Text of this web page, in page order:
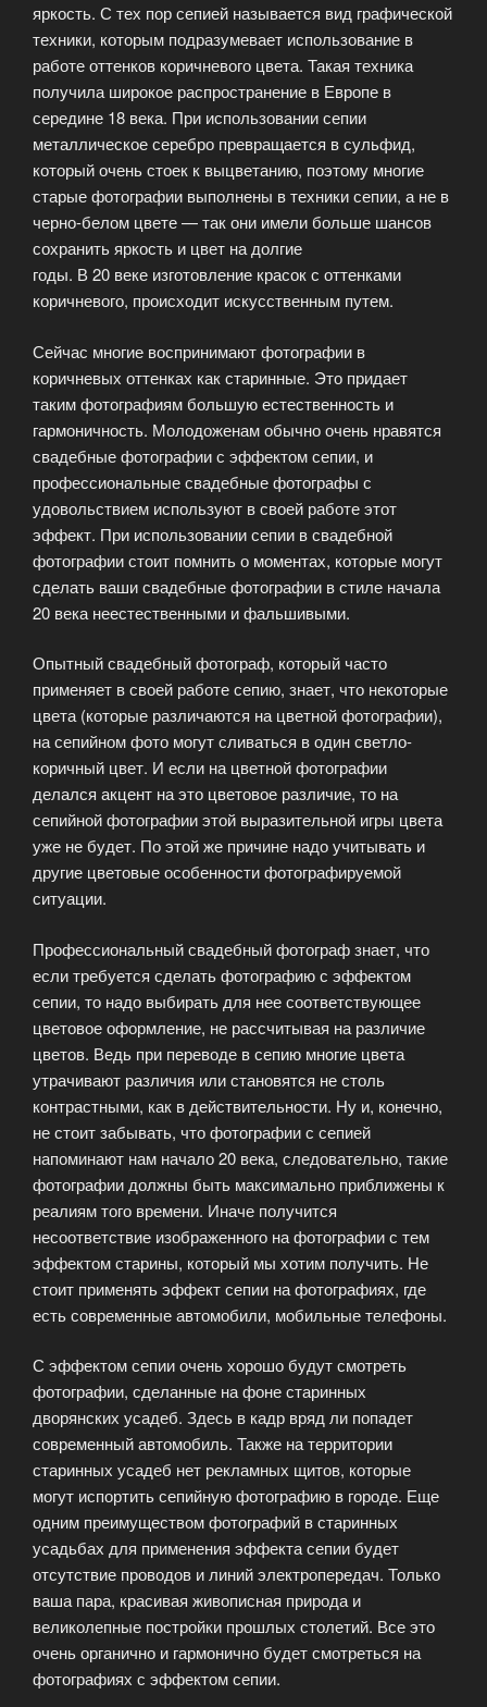
яркость. С тех пор сепией называется вид графической
техники, которым подразумевает использование в
работе оттенков коричневого цвета. Такая техника
получила широкое распространение в Европе в
середине 18 века. При использовании сепии
металлическое серебро превращается в сульфид,
который очень стоек к выцветанию, поэтому многие
старые фотографии выполнены в техники сепии, а не в
черно-белом цвете — так они имели больше шансов
сохранить яркость и цвет на долгие
годы. В 20 веке изготовление красок с оттенками
коричневого, происходит искусственным путем.
Сейчас многие воспринимают фотографии в
коричневых оттенках как старинные. Это придает
таким фотографиям большую естественность и
гармоничность. Молодоженам обычно очень нравятся
свадебные фотографии с эффектом сепии, и
профессиональные свадебные фотографы с
удовольствием используют в своей работе этот
эффект. При использовании сепии в свадебной
фотографии стоит помнить о моментах, которые могут
сделать ваши свадебные фотографии в стиле начала
20 века неестественными и фальшивыми.
Опытный свадебный фотограф, который часто
применяет в своей работе сепию, знает, что некоторые
цвета (которые различаются на цветной фотографии),
на сепийном фото могут сливаться в один светло-
коричный цвет. И если на цветной фотографии
делался акцент на это цветовое различие, то на
сепийной фотографии этой выразительной игры цвета
уже не будет. По этой же причине надо учитывать и
другие цветовые особенности фотографируемой
ситуации.
Профессиональный свадебный фотограф знает, что
если требуется сделать фотографию с эффектом
сепии, то надо выбирать для нее соответствующее
цветовое оформление, не рассчитывая на различие
цветов. Ведь при переводе в сепию многие цвета
утрачивают различия или становятся не столь
контрастными, как в действительности. Ну и, конечно,
не стоит забывать, что фотографии с сепией
напоминают нам начало 20 века, следовательно, такие
фотографии должны быть максимально приближены к
реалиям того времени. Иначе получится
несоответствие изображенного на фотографии с тем
эффектом старины, который мы хотим получить. Не
стоит применять эффект сепии на фотографиях, где
есть современные автомобили, мобильные телефоны.
С эффектом сепии очень хорошо будут смотреть
фотографии, сделанные на фоне старинных
дворянских усадеб. Здесь в кадр вряд ли попадет
современный автомобиль. Также на территории
старинных усадеб нет рекламных щитов, которые
могут испортить сепийную фотографию в городе. Еще
одним преимуществом фотографий в старинных
усадьбах для применения эффекта сепии будет
отсутствие проводов и линий электропередач. Только
ваша пара, красивая живописная природа и
великолепные постройки прошлых столетий. Все это
очень органично и гармонично будет смотреться на
фотографиях с эффектом сепии.